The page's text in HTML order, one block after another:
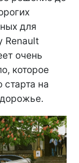
для
Renault
очень
которое
на